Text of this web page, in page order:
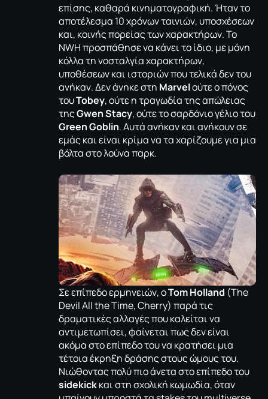
επίσης, καθαρά κινηματογραφική. Ήταν το
αποτέλεσμα 10 χρόνων ταινιών, υποσχέσεων
και, κοινής πορείας των χαρακτήρων. Το
NWH προσπάθησε να κάνει το ίδιο, με μόνη
κόλλα τη νοσταλγία χαρακτήρων,
υποθέσεων και ιστοριών που τελικά δεν του
ανήκαν. Δεν άνηκε στη Marvelούτε ο πόνος
τουTobey, ούτε η τραγωδία της απώλειας
τηςGwenStacy, ούτε το σαρδόνιο γέλιο του
GreenGoblin. Αυτά ανήκαν και ανήκουν σε
εμάς και είναι κρίμα να τα χαρίζουμε για μια
βόλτα στο λούνα παρκ.
Σε επίπεδο ερμηνειών, οTom Holland (The
Devil All the Time, Cherry) παρά τις
δραματικές αλλαγές που καλείται να
αντιμετωπίσει, φαίνεται πως δεν είναι
ακόμα στο επίπεδο του να κρατήσει μια
τέτοια έκρηξη δράσης στους ώμους του.
Νιώθοντας πολύ πιο άνετα στο επίπεδο του
sidekickκαι στη σχολική κωμωδία, όταν